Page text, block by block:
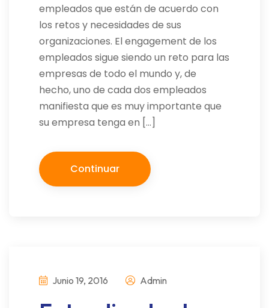
empleados que están de acuerdo con
los retos y necesidades de sus
organizaciones. El engagement de los
empleados sigue siendo un reto para las
empresas de todo el mundo y, de
hecho, uno de cada dos empleados
manifiesta que es muy importante que
su empresa tenga en […]
Continuar
Junio 19, 2016 Admin